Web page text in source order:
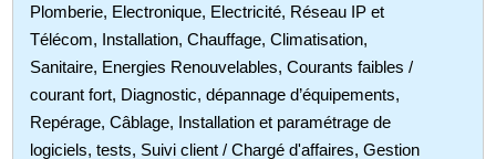
Plomberie, Electronique, Electricité, Réseau IP et
Télécom, Installation, Chauffage, Climatisation,
Sanitaire, Energies Renouvelables, Courants faibles /
courant fort, Diagnostic, dépannage d’équipements,
Repérage, Câblage, Installation et paramétrage de
logiciels, tests, Suivi client / Chargé d'affaires, Gestion